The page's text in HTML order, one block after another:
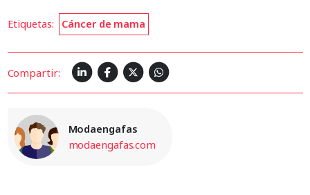
Etiquetas: Cáncer de mama
Compartir:
Modaengafas
modaengafas.com